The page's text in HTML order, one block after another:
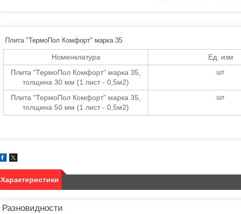
Плита "ТермоПол Комфорт" марка 35
Номенклатура Ед. изм
Плита "ТермоПол Комфорт" марка 35,
толщина 30 мм (1 лист - 0,5м2)
шт
Плита "ТермоПол Комфорт" марка 35,
толщина 50 мм (1 лист - 0,5м2)
шт
Характеристики
Разновидности